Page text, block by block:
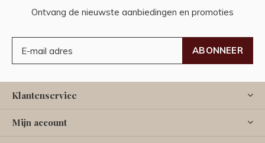
Ontvang de nieuwste aanbiedingen en promoties
ABONNEER
Klantenservice
Mijn account